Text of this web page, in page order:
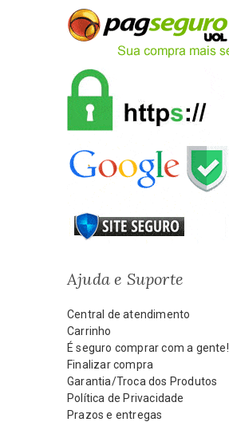
Ajuda e Suporte
Central de atendimento
Carrinho
É seguro comprar com a gente!
Finalizar compra
Garantia/Troca dos Produtos
Política de Privacidade
Prazos e entregas